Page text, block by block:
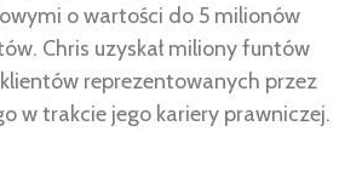
o wartości do 5 milionów
Chris uzyskał miliony funtów
reprezentowanych przez
w trakcie jego kariery prawniczej.